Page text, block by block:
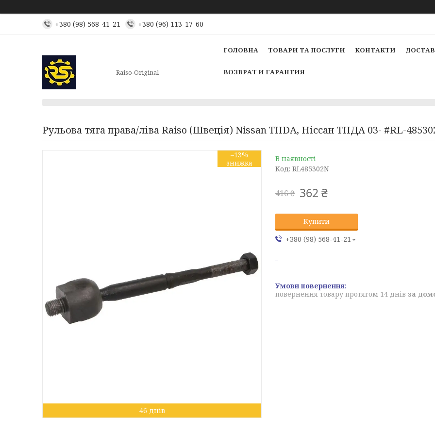
+380 (98) 568-41-21 +380 (96) 113-17-60
Raiso-Original
ГОЛОВНА ТОВАРИ ТА ПОСЛУГИ КОНТАКТИ
ВОЗВРАТ И ГАРАНТИЯ
Рульова тяга права/ліва Raiso (Швеція) Nissan TIIDA, Ніссан ТІІДА 03- #RL-
–13%
46 днів
В наявності
Код: RL485302N
416 ₴ 362 ₴
Купити
+380 (98) 568-41-21
повернення товару протягом 14 днів за